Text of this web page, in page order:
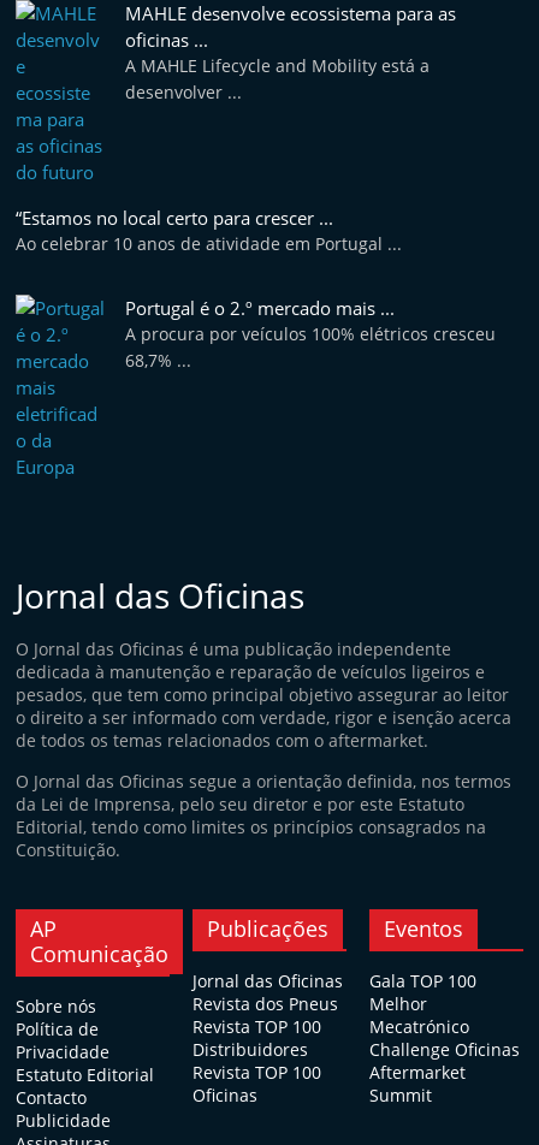
MAHLE desenvolve ecossistema para as
oficinas ...
A MAHLE Lifecycle and Mobility está a
desenvolver ...
“Estamos no local certo para crescer ...
Ao celebrar 10 anos de atividade em Portugal ...
Portugal é o 2.º mercado mais ...
A procura por veículos 100% elétricos cresceu
68,7% ...
Jornal das Oficinas
O Jornal das Oficinas é uma publicação independente
dedicada à manutenção e reparação de veículos ligeiros e
pesados, que tem como principal objetivo assegurar ao leitor
o direito a ser informado com verdade, rigor e isenção acerca
de todos os temas relacionados com o aftermarket.
O Jornal das Oficinas segue a orientação definida, nos termos
da Lei de Imprensa, pelo seu diretor e por este Estatuto
Editorial, tendo como limites os princípios consagrados na
Constituição.
AP
Comunicação
Sobre nós
Política de
Privacidade
Estatuto Editorial
Contacto
Publicidade
Publicações
Jornal das Oficinas
Revista dos Pneus
Revista TOP 100
Distribuidores
Revista TOP 100
Oficinas
Eventos
Gala TOP 100
Melhor
Mecatrónico
Challenge Oficinas
Aftermarket
Summit